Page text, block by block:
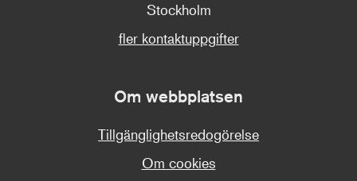
Stockholm
fler kontaktuppgifter
Om webbplatsen
Tillgänglighetsredogörelse
Om cookies